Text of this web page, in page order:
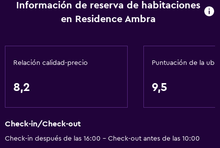
Información de reserva de habitaciones
en Residence Ambra
Relación calidad-precio
8,2
Puntuación de la
9,5
Check-in/Check-out
Check-in después de las 16:00 - Check-out antes de las 10:00